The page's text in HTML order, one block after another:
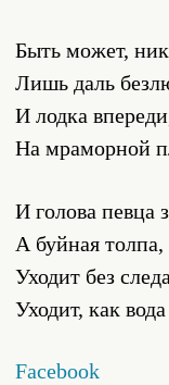
Быть может,
Лишь даль
И лодка
На мраморной
И голова певца
А буйная
Уходит без
Уходит, как
Facebook